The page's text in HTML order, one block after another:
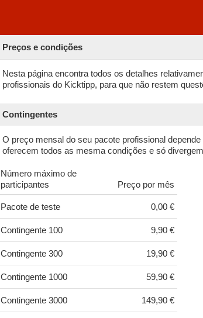
Preços e condições
Nesta página encontra todos os detalhes
profissionais do Kicktipp, para que não restem
Contingentes
O preço mensal do seu pacote profissional
oferecem todos as mesma condições e só
Número máximo de
participantes
Preço por mês
Pacote de teste 0,00 €
Contingente 100 9,90 €
Contingente 300 19,90 €
Contingente 1000 59,90 €
Contingente 3000 149,90 €